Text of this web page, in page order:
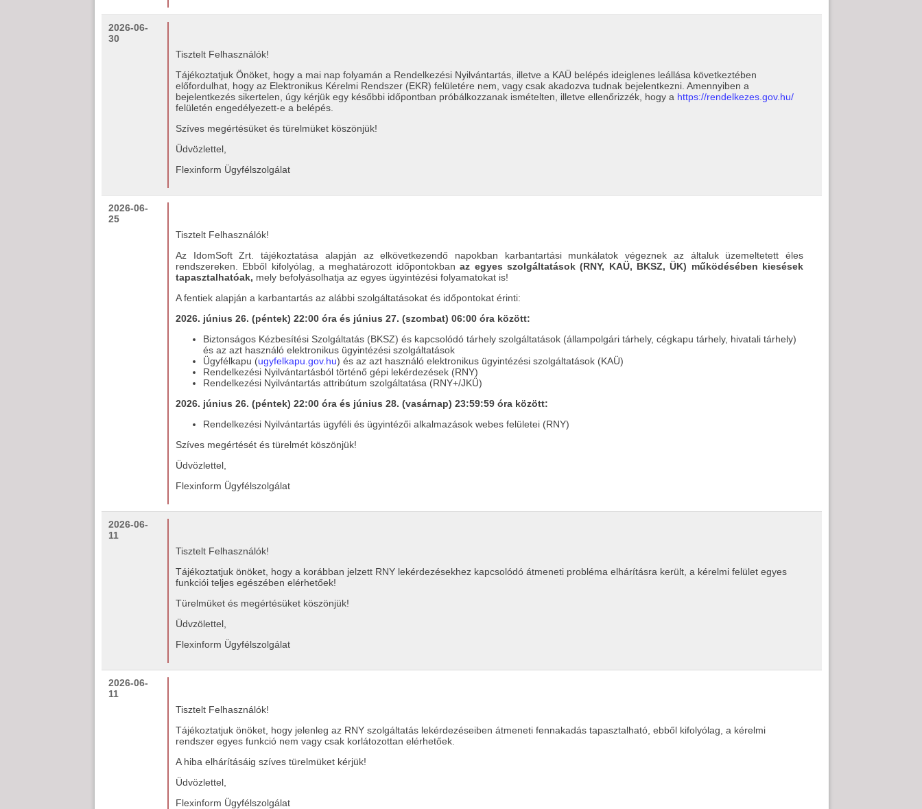
2026-06-
30
Tisztelt Felhasználók!
Tájékoztatjuk Önöket, hogy a mai nap folyamán a Rendelkezési Nyilvántartás, illetve a KAÜ belépés ideiglenes leállása következtében
előfordulhat, hogy az Elektronikus Kérelmi Rendszer (EKR) felületére nem, vagy csak akadozva tudnak bejelentkezni. Amennyiben a
bejelentkezés sikertelen, úgy kérjük egy későbbi időpontban próbálkozzanak ismételten, illetve ellenőrizzék, hogy a https://rendelkezes.gov.hu/
felületén engedélyezett-e a belépés.
Szíves megértésüket és türelmüket köszönjük!
Üdvözlettel,
Flexinform Ügyfélszolgálat
2026-06-
25
Tisztelt Felhasználók!
Az IdomSoft Zrt. tájékoztatása alapján az elkövetkezendő napokban karbantartási munkálatok végeznek az általuk üzemeltetett éles
rendszereken. Ebből kifolyólag, a meghatározott időpontokbanaz egyes szolgáltatások (RNY, KAÜ, BKSZ, ÜK) működésében kiesések
tapasztalhatóak, mely befolyásolhatja az egyes ügyintézési folyamatokat is!
A fentiek alapján a karbantartás az alábbi szolgáltatásokat és időpontokat érinti:
2026. június 26. (péntek) 22:00 óra és június 27. (szombat) 06:00 óra között:
Biztonságos Kézbesítési Szolgáltatás (BKSZ) és kapcsolódó tárhely szolgáltatások (állampolgári tárhely, cégkapu tárhely, hivatali tárhely)
és az azt használó elektronikus ügyintézési szolgáltatások
Ügyfélkapu (ugyfelkapu.gov.hu) és az azt használó elektronikus ügyintézési szolgáltatások (KAÜ)
Rendelkezési Nyilvántartásból történő gépi lekérdezések (RNY)
Rendelkezési Nyilvántartás attribútum szolgáltatása (RNY+/JKÜ)
2026. június 26. (péntek) 22:00 óra és június 28. (vasárnap) 23:59:59 óra között:
Rendelkezési Nyilvántartás ügyféli és ügyintézői alkalmazások webes felületei (RNY)
Szíves megértését és türelmét köszönjük!
Üdvözlettel,
Flexinform Ügyfélszolgálat
2026-06-
11
Tisztelt Felhasználók!
Tájékoztatjuk önöket, hogy a korábban jelzett RNY lekérdezésekhez kapcsolódó átmeneti probléma elhárításra került, a kérelmi felület egyes
funkciói teljes egészében elérhetőek!
Türelmüket és megértésüket köszönjük!
Üdvzölettel,
Flexinform Ügyfélszolgálat
2026-06-
11
Tisztelt Felhasználók!
Tájékoztatjuk önöket, hogy jelenleg az RNY szolgáltatás lekérdezéseiben átmeneti fennakadás tapasztalható, ebből kifolyólag, a kérelmi
rendszer egyes funkció nem vagy csak korlátozottan elérhetőek.
A hiba elhárításáig szíves türelmüket kérjük!
Üdvözlettel,
Flexinform Ügyfélszolgálat